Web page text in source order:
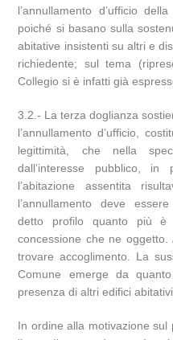
l’annullamento d’ufficio
poiché si basano sulla
abitative insistenti su altri e
richiedente; sul tema
Collegio si è infatti già
3.2.- La terza doglianza
l’annullamento d’ufficio,
legittimità, che nella
dall’interesse pubblico, in
l’abitazione assentita
l’annullamento deve
detto profilo quanto più
concessione che ne
trovare accoglimento. La
Comune emerge da
presenza di altri edifici abitativi.
In ordine alla motivazione